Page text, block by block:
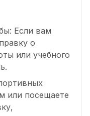
Если вам
о
или учебного
или посещаете